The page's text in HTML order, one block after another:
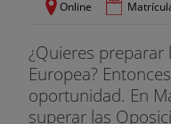
Online
¿Quieres preparar
Europea?
oportunidad. En
superar las